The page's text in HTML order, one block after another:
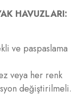
HAVUZLARI:
ve paspaslama
veya her renk
değiştirilmeli.